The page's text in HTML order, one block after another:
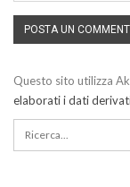
Questo sito utilizza
elaborati i dati